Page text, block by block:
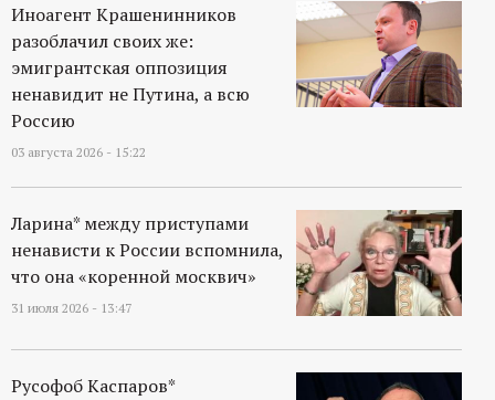
Иноагент Крашенинников
разоблачил своих же:
эмигрантская оппозиция
ненавидит не Путина, а всю
Россию
03 августа 2026 - 15:22
Ларина* между приступами
ненависти к России вспомнила,
что она «коренной москвич»
31 июля 2026 - 13:47
Русофоб Каспаров*